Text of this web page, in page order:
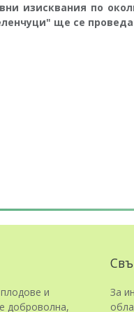
изисквания по
ще се
и
доброволна,
За